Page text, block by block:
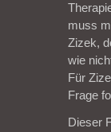
muss
Zizek,
wie
Für
Frage
Dieser